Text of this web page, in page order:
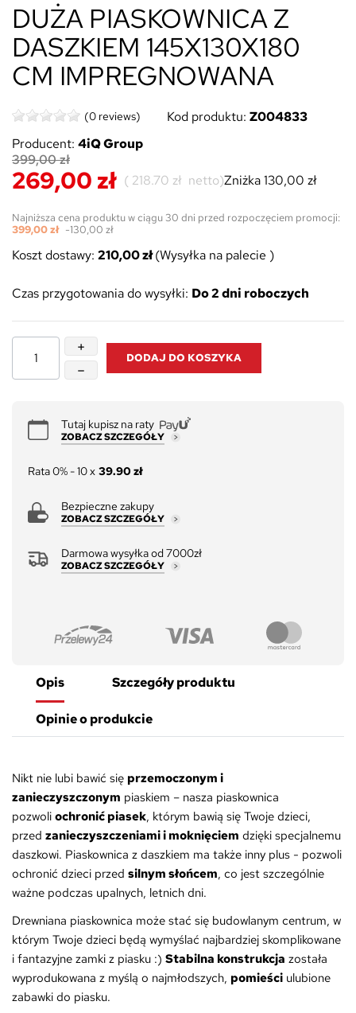
DUŻA PIASKOWNICA Z
DASZKIEM 145X130X180
CM IMPREGNOWANA
(0 reviews) Kod produktu: Z004833
Producent: 4iQ Group
399,00 zł
269,00 zł ( 218.70 zł netto)Zniżka 130,00 zł
Najniższa cena produktu w ciągu 30 dni przed rozpoczęciem promocji:
399,00 zł -130,00 zł
Koszt dostawy: 210,00 zł(Wysyłka na palecie )
Czas przygotowania do wysyłki: Do 2 dni roboczych
DODAJ DO KOSZYKA
Tutaj kupisz na raty
ZOBACZ SZCZEGÓŁY
Rata 0% - 10 x 39.90 zł
Bezpieczne zakupy
ZOBACZ SZCZEGÓŁY
Darmowa wysyłka od 7000zł
ZOBACZ SZCZEGÓŁY
Opis Szczegóły produktu
Opinie o produkcie
Nikt nie lubi bawić się przemoczonym i
zanieczyszczonym piaskiem – nasza piaskownica
pozwoli ochronić piasek, którym bawią się Twoje dzieci,
przed zanieczyszczeniami i moknięciem dzięki specjalnemu
daszkowi. Piaskownica z daszkiem ma także inny plus - pozwoli
ochronić dzieci przed silnym słońcem, co jest szczególnie
ważne podczas upalnych, letnich dni.
Drewniana piaskownica może stać się budowlanym centrum, w
którym Twoje dzieci będą wymyślać najbardziej skomplikowane
i fantazyjne zamki z piasku :) Stabilna konstrukcja została
wyprodukowana z myślą o najmłodszych, pomieści ulubione
zabawki do piasku.